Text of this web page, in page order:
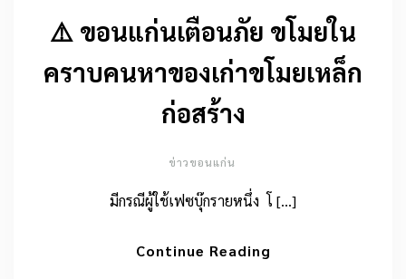
⚠️ ขอนแก่นเตือนภัย ขโมยใน
คราบคนหาของเก่าขโมยเหล็ก
ก่อสร้าง
ข่าวขอนแก่น
มีกรณีผู้ใช้เฟซบุ๊กรายหนึ่ง โ […]
Continue Reading